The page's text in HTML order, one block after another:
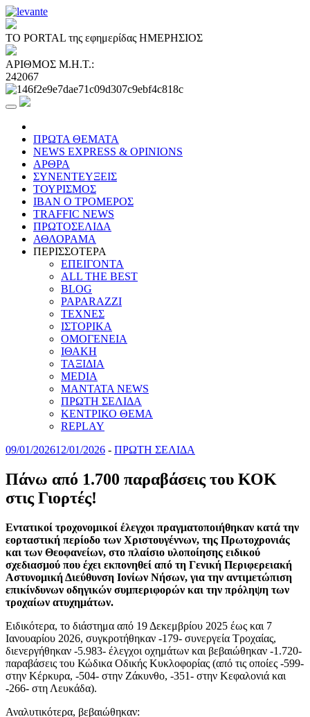
ΤΟ PORTAL της εφημερίδας ΗΜΕΡΗΣΙΟΣ
ΑΡΙΘΜΟΣ Μ.Η.Τ.:
242067
ΠΡΩΤΑ ΘΕΜΑΤΑ
NEWS EXPRESS & OPINIONS
ΑΡΘΡΑ
ΣΥΝΕΝΤΕΥΞΕΙΣ
ΤΟΥΡΙΣΜΟΣ
ΙΒΑΝ Ο ΤΡΟΜΕΡΟΣ
TRAFFIC NEWS
ΠΡΩΤΟΣΕΛΙΔΑ
ΑΘΛΟΡΑΜΑ
ΠΕΡΙΣΣΟΤΕΡΑ
ΕΠΕΙΓΟΝΤΑ
ALL THE BEST
BLOG
PAPARAZZI
ΤΕΧΝΕΣ
ΙΣΤΟΡΙΚΑ
ΟΜΟΓΕΝΕΙΑ
ΙΘΑΚΗ
ΤΑΞΙΔΙΑ
MEDIA
MANTATA NEWS
ΠΡΩΤΗ ΣΕΛΙΔΑ
ΚΕΝΤΡΙΚΟ ΘΕΜΑ
REPLAY
09/01/202612/01/2026 - ΠΡΩΤΗ ΣΕΛΙΔΑ
Πάνω από 1.700 παραβάσεις του ΚΟΚ
στις Γιορτές!
Εντατικοί τροχονομικοί έλεγχοι πραγματοποιήθηκαν κατά την
εορταστική περίοδο των Χριστουγέννων, της Πρωτοχρονιάς
και των Θεοφανείων, στο πλαίσιο υλοποίησης ειδικού
σχεδιασμού που έχει εκπονηθεί από τη Γενική Περιφερειακή
Αστυνομική Διεύθυνση Ιονίων Νήσων, για την αντιμετώπιση
επικίνδυνων οδηγικών συμπεριφορών και την πρόληψη των
τροχαίων ατυχημάτων.
Ειδικότερα, το διάστημα από 19 Δεκεμβρίου 2025 έως και 7
Ιανουαρίου 2026, συγκροτήθηκαν -179- συνεργεία Τροχαίας,
διενεργήθηκαν -5.983- έλεγχοι οχημάτων και βεβαιώθηκαν -1.720-
παραβάσεις του Κώδικα Οδικής Κυκλοφορίας (από τις οποίες -599-
στην Κέρκυρα, -504- στην Ζάκυνθο, -351- στην Κεφαλονιά και
-266- στη Λευκάδα).
Αναλυτικότερα, βεβαιώθηκαν: